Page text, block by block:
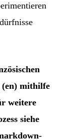
(en) mithilfe
weitere
siehe